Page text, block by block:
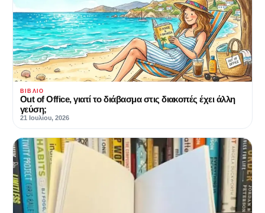
ΒΙΒΛΊΟ
Out of Office, γιατί το διάβασμα στις διακοπές έχει άλλη
γεύση;
21 Ιουλίου, 2026